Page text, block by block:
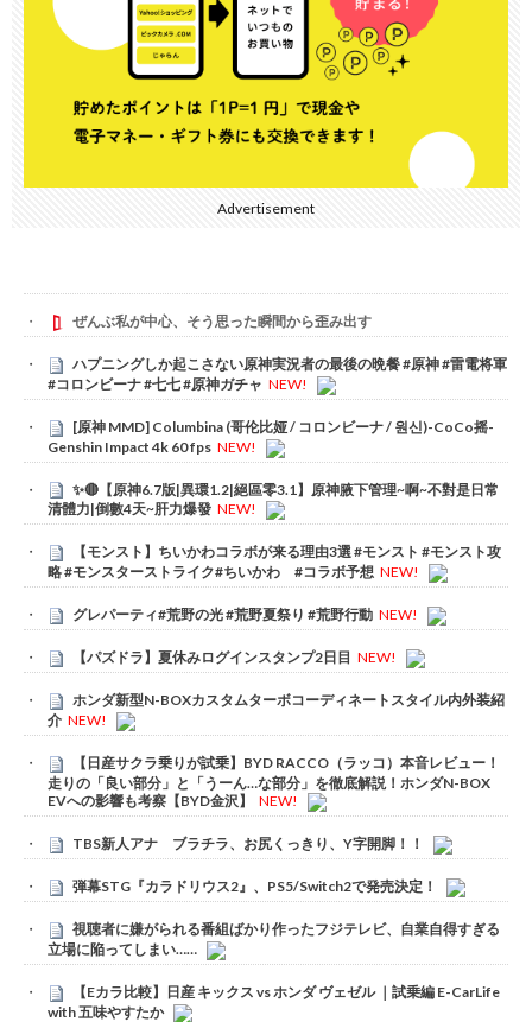
Advertisement
ぜんぶ私が中心、そう思った瞬間から歪み出す
ハプニングしか起こさない原神実況者の最後の晩餐 #原神 #雷電将軍
#コロンビーナ #七七 #原神ガチャ NEW!
[原神 MMD] Columbina (哥伦比娅 / コロンビーナ / 원신)-CoCo摇-
Genshin Impact 4k 60 fps NEW!
✨🔴【原神6.7版|異環1.2|絕區零3.1】原神腋下管理~啊~不對是日常
清體力|倒數4天~肝力爆發 NEW!
【モンスト】ちいかわコラボが来る理由3選 #モンスト #モンスト攻
略 #モンスターストライク#ちいかわ #コラボ予想 NEW!
グレパーティ#荒野の光 #荒野夏祭り #荒野行動 NEW!
【パズドラ】夏休みログインスタンプ2日目 NEW!
ホンダ新型N-BOXカスタムターボコーディネートスタイル内外装紹
介 NEW!
【日産サクラ乗りが試乗】BYD RACCO（ラッコ）本音レビュー！
走りの「良い部分」と「うーん…な部分」を徹底解説！ホンダN-BOX
EVへの影響も考察【BYD金沢】
NEW!
TBS新人アナ ブラチラ、お尻くっきり、Y字開脚！！
弾幕STG『カラドリウス2』、PS5/Switch2で発売決定！
視聴者に嫌がられる番組ばかり作ったフジテレビ、自業自得すぎる
立場に陥ってしまい……
【Eカラ比較】日産 キックス vs ホンダ ヴェゼル ｜試乗編 E-CarLife
with 五味やすたか